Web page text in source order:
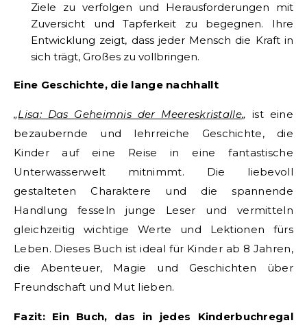
Ziele zu verfolgen und Herausforderungen mit
Zuversicht und Tapferkeit zu begegnen. Ihre
Entwicklung zeigt, dass jeder Mensch die Kraft in
sich trägt, Großes zu vollbringen.
Eine Geschichte, die lange nachhallt
„Lisa: Das Geheimnis der Meereskristalle„ ist eine
bezaubernde und lehrreiche Geschichte, die
Kinder auf eine Reise in eine fantastische
Unterwasserwelt mitnimmt. Die liebevoll
gestalteten Charaktere und die spannende
Handlung fesseln junge Leser und vermitteln
gleichzeitig wichtige Werte und Lektionen fürs
Leben. Dieses Buch ist ideal für Kinder ab 8 Jahren,
die Abenteuer, Magie und Geschichten über
Freundschaft und Mut lieben.
Fazit: Ein Buch, das in jedes Kinderbuchregal